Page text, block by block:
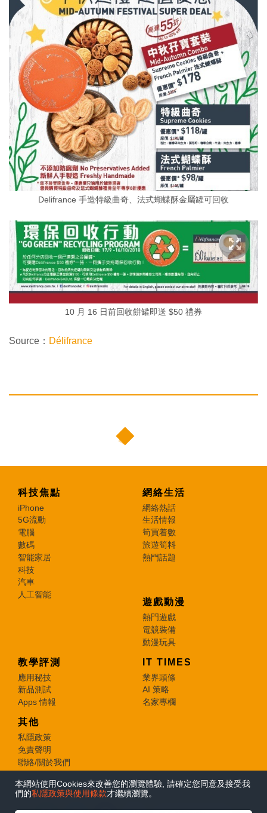
Delifrance 手造特級曲奇、法式蝴蝶酥金屬罐可回收
10 月 16 日前回收餅罐即送 $50 禮券
Source： Délifrance
科技焦點
iPhone
5G流動
電腦
數碼
智能家居
科技
汽車
人工智能
網絡生活
網絡熱話
生活情報
筍買着數
旅遊筍料
熱門話題
遊戲動漫
熱門遊戲
電競裝備
動漫玩具
教學評測
應用秘技
新品測試
Apps 情報
IT TIMES
業界頭條
AI 策略
名家專欄
其他
私隱政策
免責聲明
聯絡/關於我們
© 2026 e-zone. All Rights Reserved.
本網站使用Cookies來改善您的瀏覽體驗, 請確定您同意及接受我
們的私隱政策與使用條款才繼續瀏覽。